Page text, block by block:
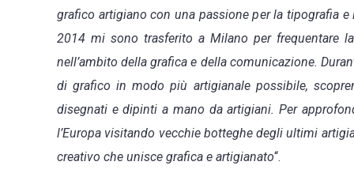
“Vie
d’Arti”.
In
via
Martucci
è
la
grafico artigiano con una passione per la tipografia
2014 mi sono trasferito a Milano per frequentare la
nell’ambito della grafica e della comunicazione.
di grafico in modo più artigianale possibile,
disegnati e dipinti a mano da artigiani. Per
l’Europa visitando vecchie botteghe degli ultimi
creativo che unisce grafica e artigianato“.